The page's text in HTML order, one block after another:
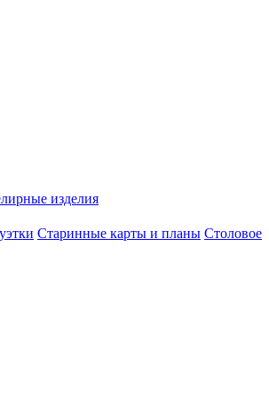
изделия
Старинные карты и планы Столовое